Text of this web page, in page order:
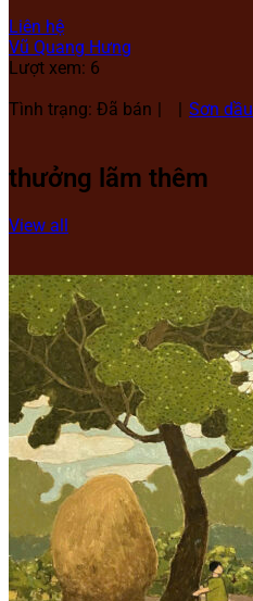
Liên hệ
Vũ Quang Hưng
Lượt xem: 6
Tình trạng: Đã bán
Sơn dầu
thưởng lãm thêm
View all